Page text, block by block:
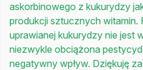
askorbinowego z kukurydzy
produkcji sztucznych witamin.
uprawianej kukurydzy nie jest
niezwykle obciążona
negatywny wpływ. Dziękuję